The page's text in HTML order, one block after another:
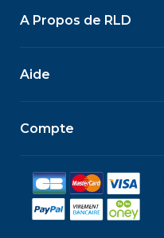
A Propos de RLD
Aide
Compte